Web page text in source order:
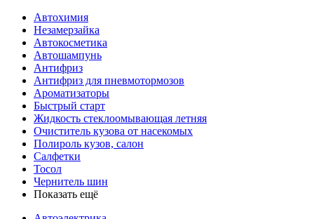
Автохимия
Незамерзайка
Автокосметика
Автошампунь
Антифриз
Антифриз для пневмотормозов
Ароматизаторы
Быстрый старт
Жидкость стеклоомывающая летняя
Очиститель кузова от насекомых
Полироль кузов, салон
Салфетки
Тосол
Чернитель шин
Показать ещё